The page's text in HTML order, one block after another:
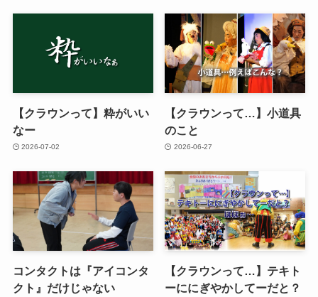
【クラウンって】粋がいい
なー
2026-07-02
【クラウンって…】小道具
のこと
2026-06-27
コンタクトは『アイコンタ
クト』だけじゃない
【クラウンって…】テキト
ーににぎやかしてーだと？